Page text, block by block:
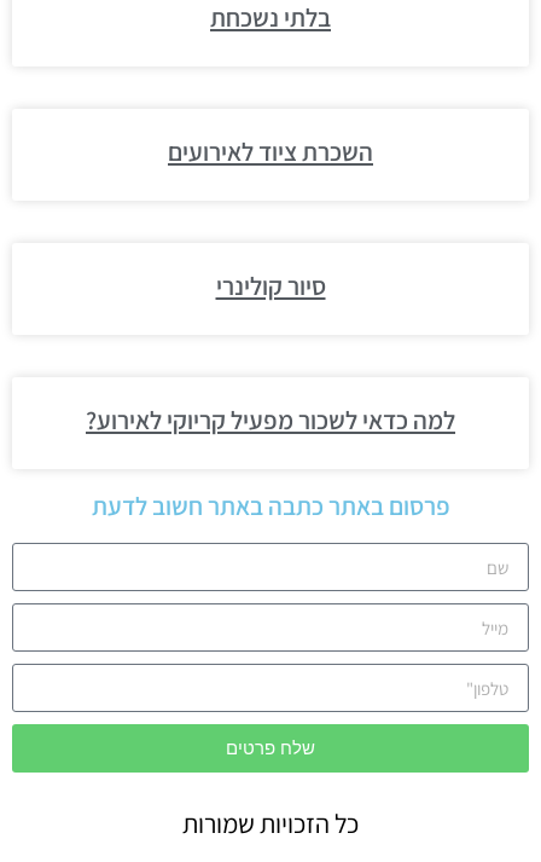
בלתי נשכחת
השכרת ציוד לאירועים
סיור קולינרי
למה כדאי לשכור מפעיל קריוקי לאירוע?
פרסום באתר כתבה באתר חשוב לדעת
שלח פרטים
כל הזכויות שמורות